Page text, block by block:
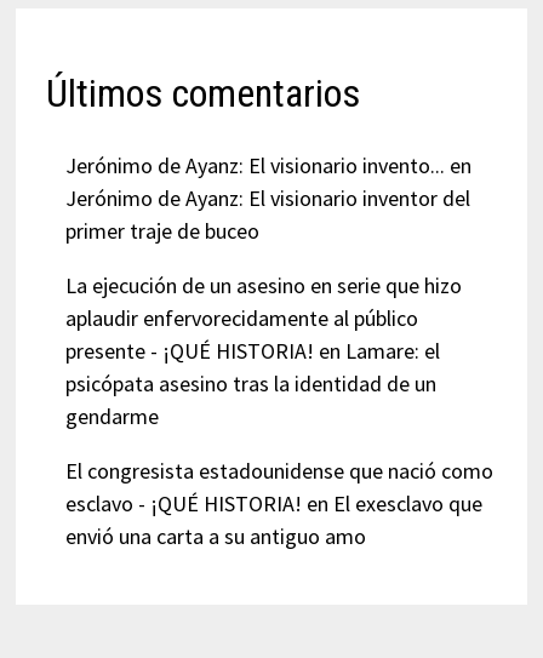
Últimos comentarios
Jerónimo de Ayanz: El visionario invento... en
Jerónimo de Ayanz: El visionario inventor del
primer traje de buceo
La ejecución de un asesino en serie que hizo
aplaudir enfervorecidamente al público
presente - ¡QUÉ HISTORIA! en Lamare: el
psicópata asesino tras la identidad de un
gendarme
El congresista estadounidense que nació como
esclavo - ¡QUÉ HISTORIA! en El exesclavo que
envió una carta a su antiguo amo